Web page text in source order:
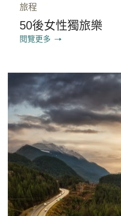
旅程
50後女性獨旅樂
閱覽更多